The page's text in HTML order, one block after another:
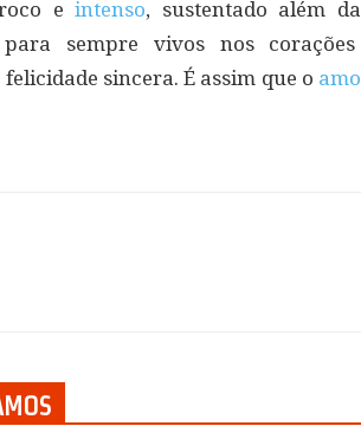
eintenso, sustentado além
para sempre vivos nos
sincera. É assim que o